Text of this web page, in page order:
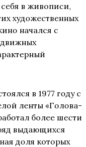
в живописи,
художественных
начался с
в 1977 году с
ленты «Голова-
более шести
выдающихся
доля которых